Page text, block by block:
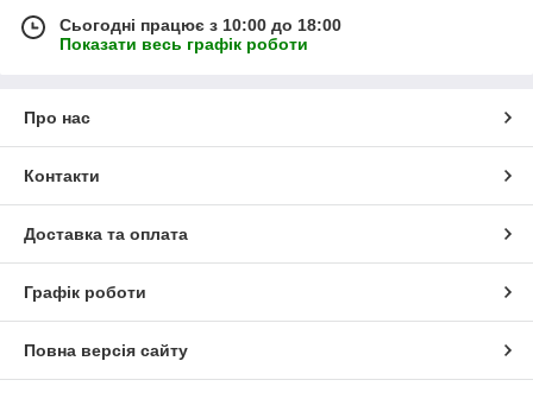
Сьогодні працює з 10:00 до 18:00
Показати весь графік роботи
Про нас
Контакти
Доставка та оплата
Графік роботи
Повна версія сайту